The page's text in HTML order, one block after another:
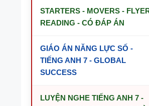
STARTERS - MOVERS -
READING - CÓ ĐÁP ÁN
GIÁO ÁN NĂNG LỰC SỐ -
TIẾNG ANH 7 - GLOBAL
SUCCESS
LUYỆN NGHE TIẾNG ANH 7 -